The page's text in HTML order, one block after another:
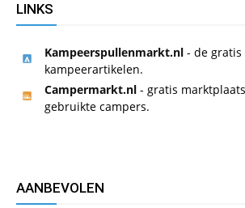
LINKS
Kampeerspullenmarkt.nl - de
kampeerartikelen.
Campermarkt.nl - gratis
gebruikte campers.
AANBEVOLEN